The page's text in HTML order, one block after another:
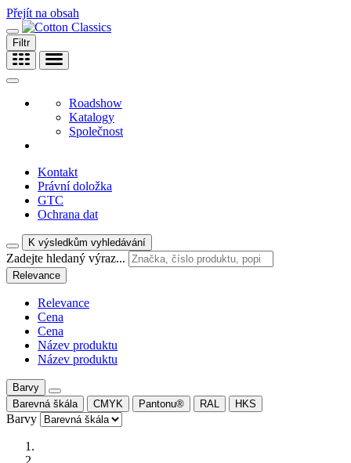
Přejít na obsah
Filtr
Roadshow
Katalogy
Společnost
Kontakt
Právní doložka
GTC
Ochrana dat
K výsledkům vyhledávání
Zadejte hledaný výraz...
Relevance
Relevance
Cena
Cena
Název produktu
Název produktu
Barvy
Barevná škála
CMYK Pantonu® RAL HKS
Barvy